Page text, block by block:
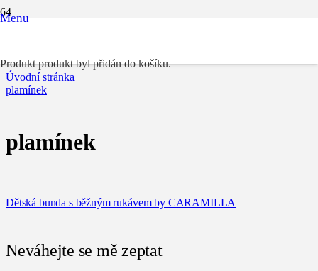
Menu
Produktprodukt byl přidán do košíku.
Úvodní stránka
plamínek
plamínek
Dětská bunda s běžným rukávem by CARAMILLA
Neváhejte se mě zeptat